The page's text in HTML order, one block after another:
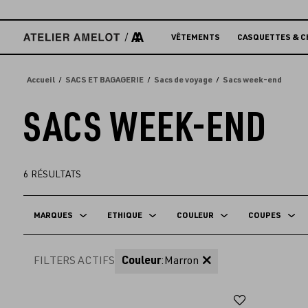
directement
contenu
VÊTEMENTS CASQUETTES &
Accueil SACS ET BAGAGERIE Sacs de voyage Sacs week-end
SACS WEEK-END
6 RÉSULTATS
MARQUES ETHIQUE COULEUR COUPES
FILTERS ACTIFS Couleur:Marron